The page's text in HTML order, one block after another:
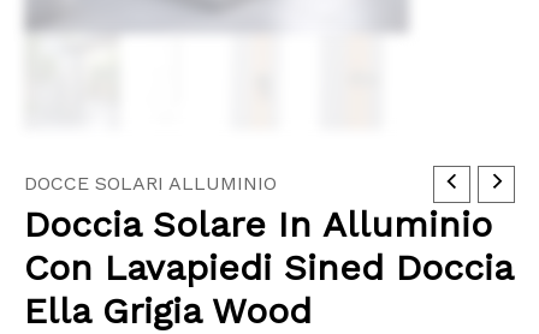
DOCCE SOLARI ALLUMINIO
Doccia Solare In Alluminio
Con Lavapiedi Sined Doccia
Ella Grigia Wood
Doccia
Solare
In
Alluminio
Con